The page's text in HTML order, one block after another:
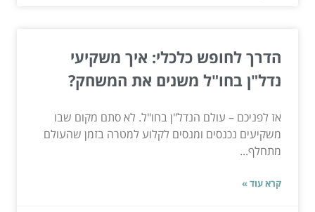
הדרך לחופש כלכלי: איך משקיעי
נדל"ן בחו"ל משנים את המשחק?
אז לפניכם – עולם הנדל"ן בחו"ל. לא סתם מקום שבו
משקיעים נכנסים ומנסים לקלוע למטרה בזמן שהעולם
מתחלף...
קרא עוד »